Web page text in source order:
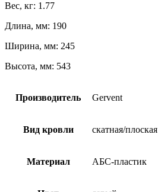
Вес, кг: 1.77
Длина, мм: 190
Ширина, мм: 245
Высота, мм: 543
Производитель Gervent
Вид кровли скатная/плоская
Материал АБС-пластик